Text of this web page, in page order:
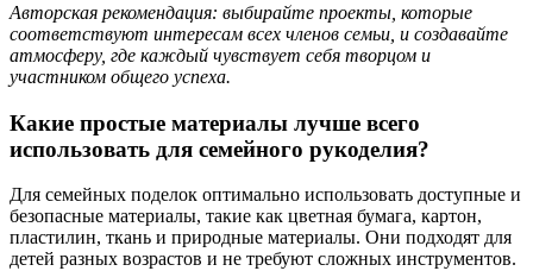
Авторская рекомендация: выбирайте проекты, которые
соответствуют интересам всех членов семьи, и создавайте
атмосферу, где каждый чувствует себя творцом и
участником общего успеха.
Какие простые материалы лучше всего
использовать для семейного рукоделия?
Для семейных поделок оптимально использовать доступные и
безопасные материалы, такие как цветная бумага, картон,
пластилин, ткань и природные материалы. Они подходят для
детей разных возрастов и не требуют сложных инструментов.